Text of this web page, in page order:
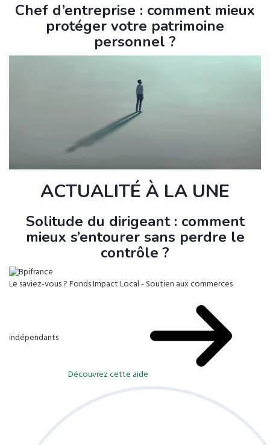
Chef d’entreprise : comment mieux
protéger votre patrimoine
personnel ?
ACTUALITÉ À LA UNE
Solitude du dirigeant : comment
mieux s’entourer sans perdre le
contrôle ?
Le saviez-vous ?Fonds Impact Local - Soutien aux commerces
indépendants
Découvrez cette aide